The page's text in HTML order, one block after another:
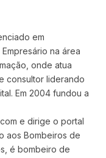
em
na área
onde atua
consultor liderando
Em 2004 fundou a
e dirige o portal
aos Bombeiros de
é bombeiro de